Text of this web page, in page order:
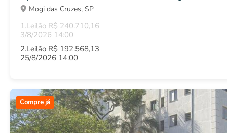
Mogi das Cruzes, SP
1.Leilão R$ 240.710,16
3/8/2026 14:00
2.Leilão R$ 192.568,13
25/8/2026 14:00
Compre já